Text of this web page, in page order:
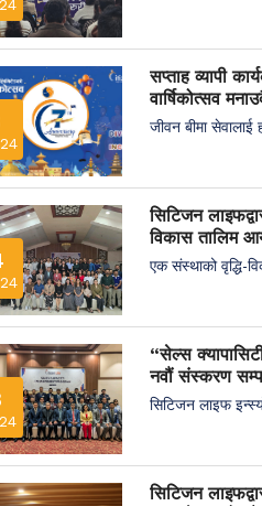
सप्ताह व्यापी
वार्षिकोत्सव
जीवन बीमा सेवालाई
सिटिजन
विकास तालिम
एक संस्थाको वृद्धि-
“सेल्स
नवौं संस्करण
सिटिजन लाइफ
सिटिजन